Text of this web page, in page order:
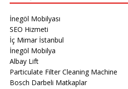
İnegöl Mobilyası
SEO Hizmeti
İç Mimar İstanbul
İnegöl Mobilya
Albay Lift
Particulate Filter Cleaning Machine
Bosch Darbeli Matkaplar